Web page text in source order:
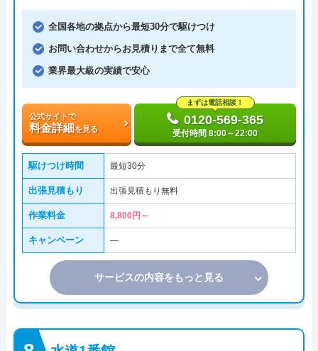
全国各地の拠点から最短30分で駆けつけ
お問い合わせからお見積りまで全て無料
業界最大級の実績で安心
公式サイトで
料金詳細を見る
まずは電話相談！
0120-569-365
受付時間 8:00～22:00
駆けつけ時間 最短30分
出張見積もり 出張見積もり無料
作業料金 8,800円～
キャンペーン ―
サービスの内容をもっと見る